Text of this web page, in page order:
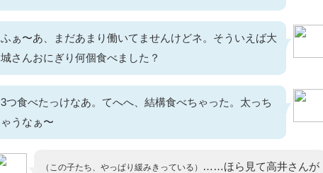
ふぁ〜あ、まだあまり働いてませんけどネ。そういえば大
城さんおにぎり何個食べました？
3つ食べたっけなあ。てへへ、結構食べちゃった。太っち
ゃうなぁ〜
（この子たち、やっぱり緩みきっている）
……ほら見て高井さんが